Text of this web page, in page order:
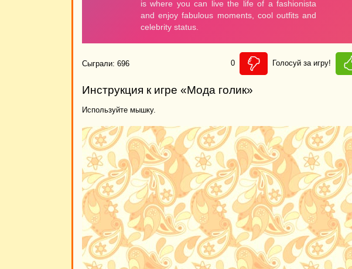
Сыграли: 696 0 Голосуй за игру!
Инструкция к игре «Мода голик»
Используйте мышку.